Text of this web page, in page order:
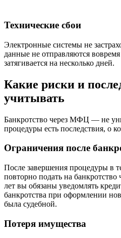
Технические сбои
Электронные системы не
данные не отправляются
затягивается на несколько дней.
Какие риски и
учитывать
Банкротство через МФЦ — не
процедуры есть последствия, о
Ограничения после
После завершения процедуры в
повторно подать на банкротство
лет вы обязаны уведомлять
банкротства при оформлении
была судебной.
Потеря имущества